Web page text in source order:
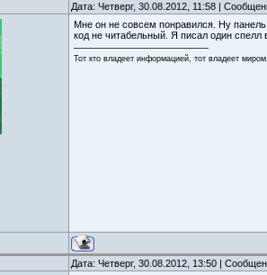
Дата: Четверг, 30.08.2012, 11:58 |
Мне он не совсем понравился. Ну панель
код не читабельный. Я писал один спелл
Тот кто владеет информацией, тот владеет миром.
Дата: Четверг, 30.08.2012, 13:50 |